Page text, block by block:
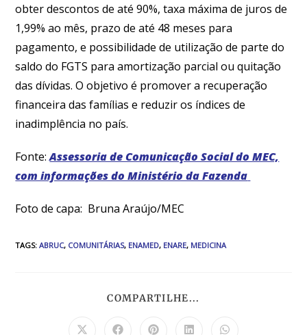
obter descontos de até 90%, taxa máxima de juros de
1,99% ao mês, prazo de até 48 meses para
pagamento, e possibilidade de utilização de parte do
saldo do FGTS para amortização parcial ou quitação
das dívidas. O objetivo é promover a recuperação
financeira das famílias e reduzir os índices de
inadimplência no país.
Fonte:Assessoria de Comunicação Social do MEC,
com informações do Ministério da Fazenda
Foto de capa: Bruna Araújo/MEC
TAGS:ABRUC, COMUNITÁRIAS, ENAMED, ENARE, MEDICINA
COMPARTILHE...